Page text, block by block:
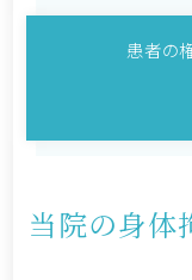
患者の
当院の身体